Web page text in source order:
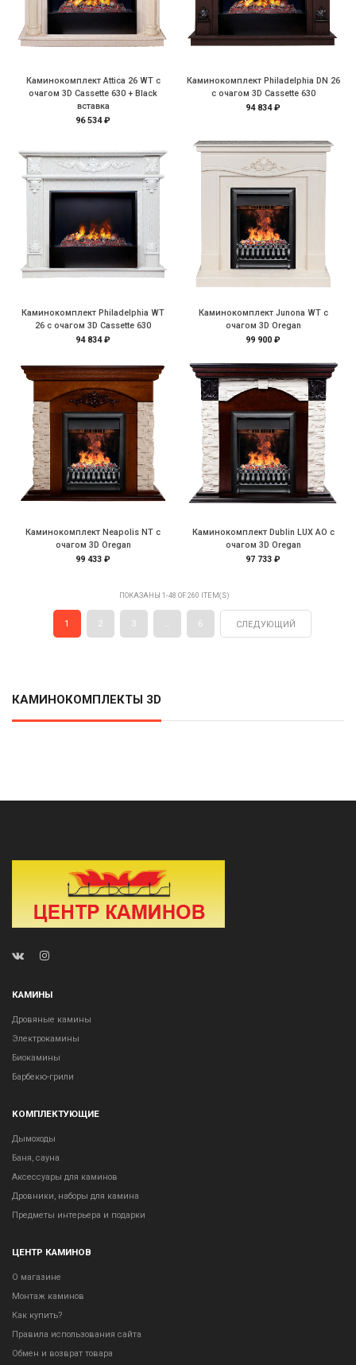
КАМИНОКОМПЛЕКТЫ 3D
Каминокомплект Attica 26 WT с
очагом 3D Cassette 630 + Black
вставка
96 534 ₽
Каминокомплект Philadelphia DN 26
с очагом 3D Cassette 630
94 834 ₽
Каминокомплект Philadelphia WT
26 с очагом 3D Cassette 630
94 834 ₽
Каминокомплект Junona WT с
очагом 3D Oregan
99 900 ₽
Каминокомплект Neapolis NT с
очагом 3D Oregan
99 433 ₽
Каминокомплект Dublin LUX AO с
очагом 3D Oregan
97 733 ₽
ПОКАЗАНЫ 1-48 OF 260 ITEM(S)
1 2 3 6 СЛЕДУЮЩИЙ
КАМИНЫ
Дровяные камины
Электрокамины
Биокамины
Барбекю-грили
КОМПЛЕКТУЮЩИЕ
Дымоходы
Баня, сауна
Аксессуары для каминов
Дровники, наборы для камина
Предметы интерьера и подарки
ЦЕНТР КАМИНОВ
О магазине
Монтаж каминов
Как купить?
Правила использования сайта
Обмен и возврат товара